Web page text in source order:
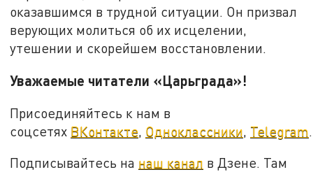
оказавшимся в трудной ситуации. Он призвал
верующих молиться об их исцелении,
утешении и скорейшем восстановлении.
Уважаемые читатели «Царьграда»!
Присоединяйтесь к нам в
соцсетях ВКонтакте Одноклассники Telegram
Подписывайтесь на наш канал в Дзене. Там